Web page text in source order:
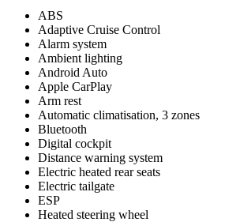
ABS
Adaptive Cruise Control
Alarm system
Ambient lighting
Android Auto
Apple CarPlay
Arm rest
Automatic climatisation, 3 zones
Bluetooth
Digital cockpit
Distance warning system
Electric heated rear seats
Electric tailgate
ESP
Heated steering wheel